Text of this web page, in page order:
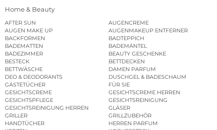
Home & Beauty
AFTER SUN
AUGENCREME
AUGEN MAKE UP
AUGENMAKEUP ENTFERNER
BACKFORMEN
BADTEPPICH
BADEMATTEN
BADEMÄNTEL
BADEZIMMER
BEAUTY GESCHENKE
BESTECK
BETTDECKEN
BETTWÄSCHE
DAMEN PARFUM
DEO & DEODORANTS
DUSCHGEL & BADESCHAUM
GÄSTETÜCHER
FÜR SIE
GESICHTSCREME
GESICHTSCREME HERREN
GESICHTSPFLEGE
GESICHTSREINIGUNG
GESICHTSREINIGUNG HERREN
GLÄSER
GRILLER
GRILLZUBEHÖR
HANDTÜCHER
HERREN PARFUM